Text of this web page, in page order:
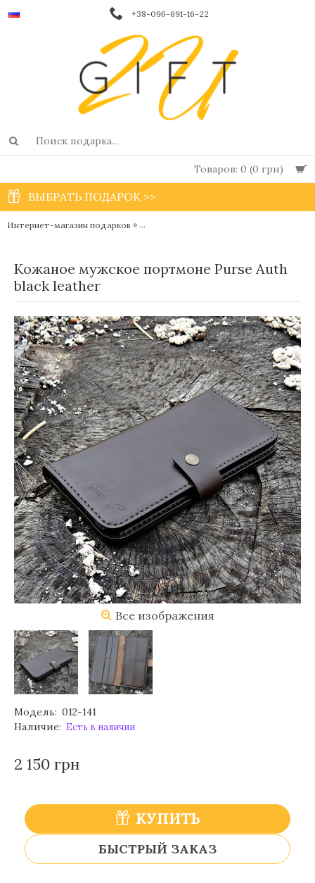
+38-096-691-16-22
Товаров: 0 (0 грн)
ВЫБРАТЬ ПОДАРОК >>
Интернет-магазин подарков » Мужские кошельки, портмоне и клатчи
Кожаное мужское портмоне Purse Аuth
black leather
Все изображения
Модель: 012-141
Наличие: Есть в наличии
2 150 грн
КУПИТЬ
БЫСТРЫЙ ЗАКАЗ